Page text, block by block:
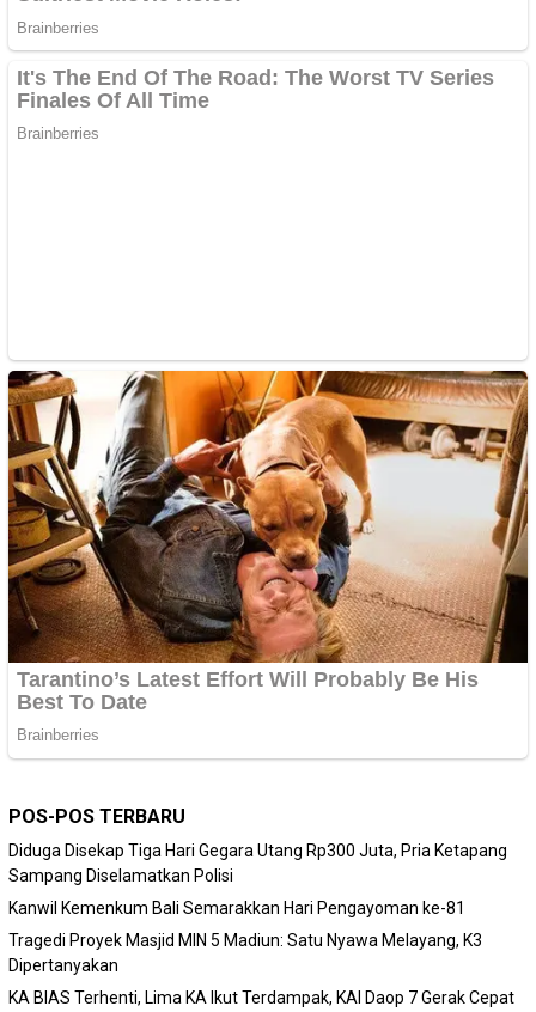
POS-POS TERBARU
Diduga Disekap Tiga Hari Gegara Utang Rp300 Juta, Pria Ketapang
Sampang Diselamatkan Polisi
Kanwil Kemenkum Bali Semarakkan Hari Pengayoman ke-81
Tragedi Proyek Masjid MIN 5 Madiun: Satu Nyawa Melayang, K3
Dipertanyakan
KA BIAS Terhenti, Lima KA Ikut Terdampak, KAI Daop 7 Gerak Cepat